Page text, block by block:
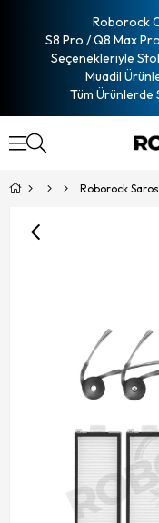
Roborock
S8 Pro / Q8 Max
Seçenekleriyle
Muadil
Tüm Ürünlerde
Roborock